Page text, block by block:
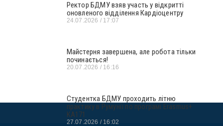
Ректор БДМУ взяв участь у відкритті
оновленого відділення Кардіоцентру
24.07.2026 17:07
Майстерня завершена, але робота тільки
починається!
20.07.2026 16:16
Студентка БДМУ проходить літню
практику в Румунії по програмі Erasmus+
KA171
27.07.2026 16:02